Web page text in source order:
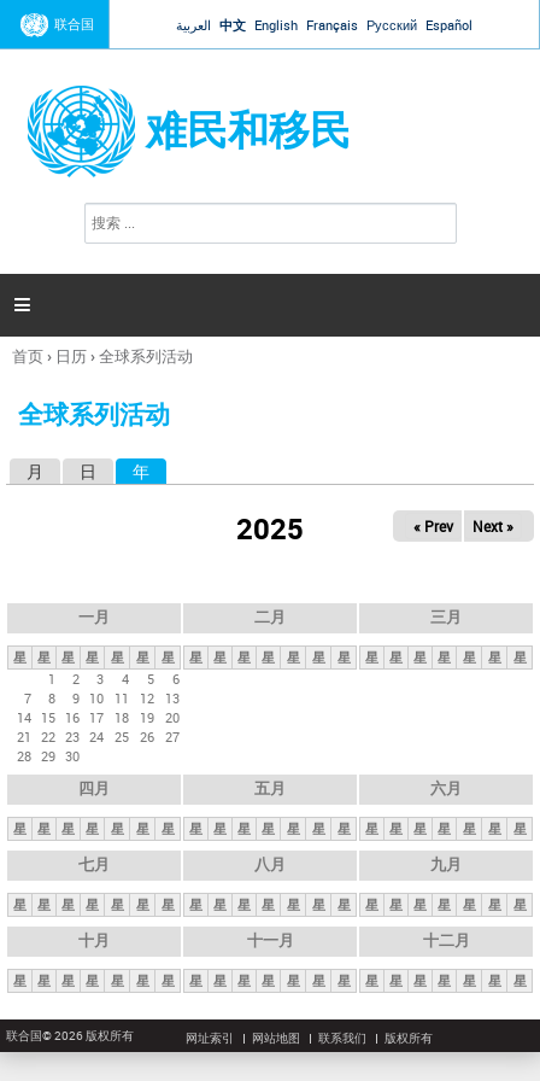
Jump to navigation
联合国 العربية 中文 English Français Русский Español
难民和移民
搜
索

你
这
首页› 日历›全球系列活动
全球系列活动
月 日 年
2025 « Prev Next »
一月
星 星 星 星 星 星
星
1
2 3 4 5
6
7
8 9 10 11 12
13
14 15 16 17 18 19 20
21
22 23 24 25 26 27
28 29 30
二月
星 星 星 星 星 星 星
三月
星 星 星 星 星 星 星
四月
星 星 星 星 星 星 星
五月
星 星 星 星 星 星 星
六月
星 星 星 星 星 星 星
七月
星 星 星 星 星 星 星
八月
星 星 星 星 星 星 星
九月
星 星 星 星 星 星 星
十月
星 星 星 星 星 星 星
十一月
星 星 星 星 星 星 星
十二月
星 星 星 星 星 星 星
联合国© 2026 版权所有 网址索引 网站地图 联系我们 版权所有